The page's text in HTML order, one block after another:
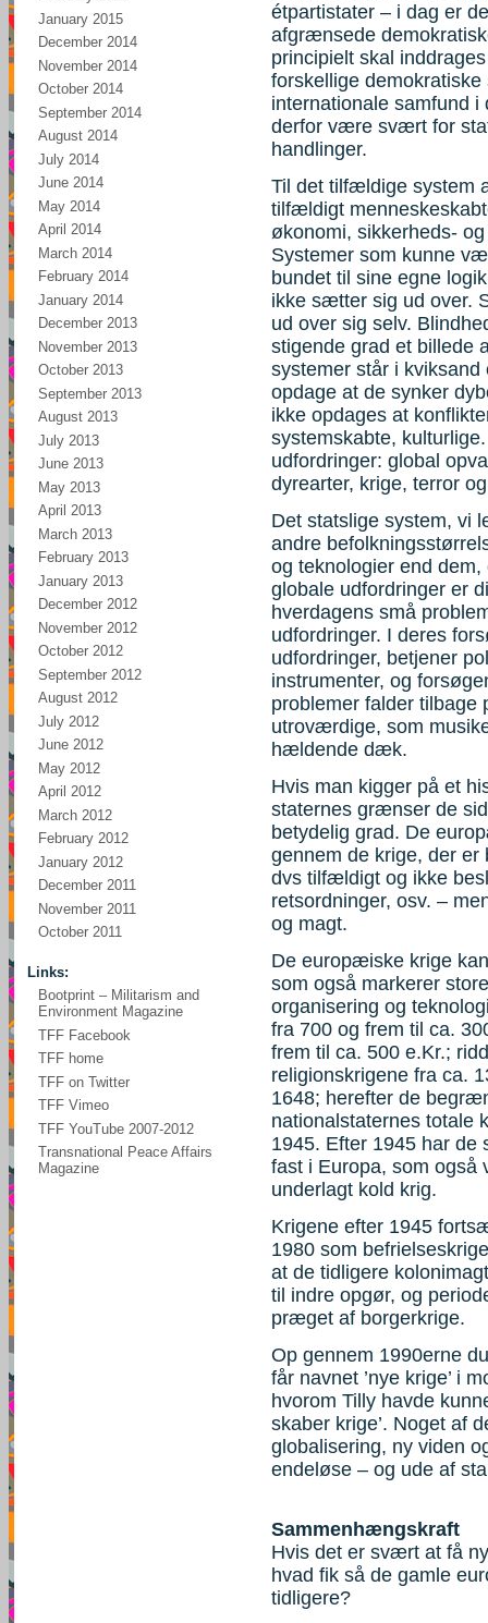
January 2015
December 2014
November 2014
October 2014
September 2014
August 2014
July 2014
June 2014
May 2014
April 2014
March 2014
February 2014
January 2014
December 2013
November 2013
October 2013
September 2013
August 2013
July 2013
June 2013
May 2013
April 2013
March 2013
February 2013
January 2013
December 2012
November 2012
October 2012
September 2012
August 2012
July 2012
June 2012
May 2012
April 2012
March 2012
February 2012
January 2012
December 2011
November 2011
October 2011
Links:
Bootprint – Militarism and
Environment Magazine
TFF Facebook
TFF home
TFF on Twitter
TFF Vimeo
TFF YouTube 2007-2012
Transnational Peace Affairs
Magazine
étpartistater – i dag er
afgrænsede
principielt skal
forskellige
internationale samfund
derfor være svært for
handlinger.
Til det tilfældige system
tilfældigt
økonomi, sikkerheds-
Systemer som kunne
bundet til sine egne
ikke sætter sig ud over.
ud over sig selv.
stigende grad et billede
systemer står i
opdage at de synker
ikke opdages at
systemskabte,
udfordringer: global
dyrearter, krige, terror
Det statslige system, vi
andre
og teknologier end
globale udfordringer er
hverdagens små
udfordringer. I deres
udfordringer, betjener
instrumenter, og
problemer falder tilbage
utroværdige, som
hældende dæk.
Hvis man kigger på et
staternes grænser de
betydelig grad. De
gennem de krige, der
dvs tilfældigt og ikke
retsordninger, osv. –
og magt.
De europæiske krige
som også markerer
organisering og
fra 700 og frem til ca.
frem til ca. 500 e.Kr.;
religionskrigene fra ca.
1648; herefter de
nationalstaternes totale
1945. Efter 1945 har
fast i Europa, som også
underlagt kold krig.
Krigene efter 1945
1980 som
at de tidligere
til indre opgør, og
præget af borgerkrige.
Op gennem 1990erne
får navnet ’nye krige’ i
hvorom Tilly havde
skaber krige’. Noget af
globalisering, ny viden
endeløse – og ude af
Sammenhængskraft
Hvis det er svært at få
hvad fik så de gamle
tidligere?